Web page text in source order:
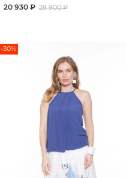
20 930 ₽ 29 900 ₽
-30%